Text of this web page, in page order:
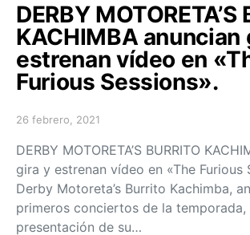
DERBY MOTORETA’S
KACHIMBA anuncian
estrenan vídeo en
Furious Sessions».
Posted on
26 febrero, 2021
DERBY MOTORETA’S BURRITO
gira y estrenan vídeo en «The Furious
Derby Motoreta’s Burrito Kachimba,
primeros conciertos de la
presentación de su…